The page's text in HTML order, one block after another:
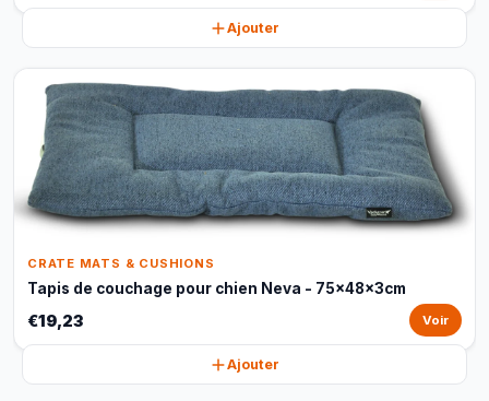
Ajouter
CRATE MATS & CUSHIONS
Tapis de couchage pour chien Neva - 75x48x3cm
€19,23 Voir
Ajouter